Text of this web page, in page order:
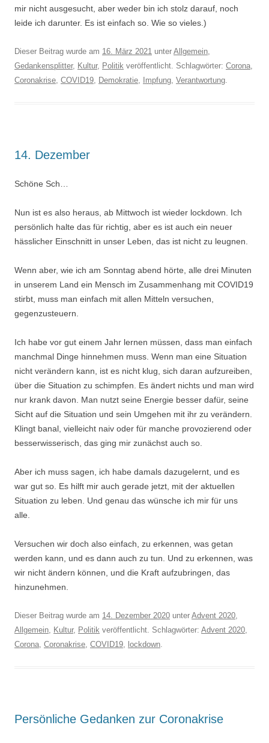
mir nicht ausgesucht, aber weder bin ich stolz darauf, noch
leide ich darunter. Es ist einfach so. Wie so vieles.)
Dieser Beitrag wurde am 16. März 2021 unter Allgemein,
Gedankensplitter, Kultur, Politik veröffentlicht. Schlagwörter: Corona,
Coronakrise, COVID19, Demokratie, Impfung, Verantwortung.
14. Dezember
Schöne Sch…
Nun ist es also heraus, ab Mittwoch ist wieder lockdown. Ich
persönlich halte das für richtig, aber es ist auch ein neuer
hässlicher Einschnitt in unser Leben, das ist nicht zu leugnen.
Wenn aber, wie ich am Sonntag abend hörte, alle drei Minuten
in unserem Land ein Mensch im Zusammenhang mit COVID19
stirbt, muss man einfach mit allen Mitteln versuchen,
gegenzusteuern.
Ich habe vor gut einem Jahr lernen müssen, dass man einfach
manchmal Dinge hinnehmen muss. Wenn man eine Situation
nicht verändern kann, ist es nicht klug, sich daran aufzureiben,
über die Situation zu schimpfen. Es ändert nichts und man wird
nur krank davon. Man nutzt seine Energie besser dafür, seine
Sicht auf die Situation und sein Umgehen mit ihr zu verändern.
Klingt banal, vielleicht naiv oder für manche provozierend oder
besserwisserisch, das ging mir zunächst auch so.
Aber ich muss sagen, ich habe damals dazugelernt, und es
war gut so. Es hilft mir auch gerade jetzt, mit der aktuellen
Situation zu leben. Und genau das wünsche ich mir für uns
alle.
Versuchen wir doch also einfach, zu erkennen, was getan
werden kann, und es dann auch zu tun. Und zu erkennen, was
wir nicht ändern können, und die Kraft aufzubringen, das
hinzunehmen.
Dieser Beitrag wurde am 14. Dezember 2020 unter Advent 2020,
Allgemein, Kultur, Politik veröffentlicht. Schlagwörter: Advent 2020,
Corona, Coronakrise, COVID19, lockdown.
Persönliche Gedanken zur Coronakrise